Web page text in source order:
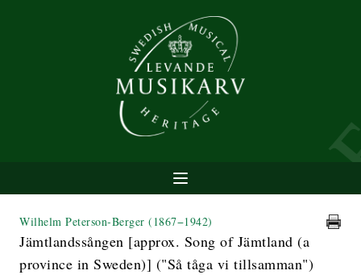
Wilhelm Peterson-Berger (1867−1942)
Jämtlandssången [approx. Song of Jämtland (a
province in Sweden)] ("Så tåga vi tillsamman")